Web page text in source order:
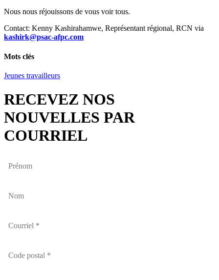
Nous nous réjouissons de vous voir tous.
Contact: Kenny Kashirahamwe, Représentant régional, RCN via
kashirk@psac-afpc.com
Mots clés
Jeunes travailleurs
RECEVEZ NOS
NOUVELLES PAR
COURRIEL